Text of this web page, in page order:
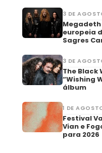
3 DE
europeia
Sagres
3 DE
The Black
“Wishing
álbum
1 DE
Festival
Vian e
para 2026